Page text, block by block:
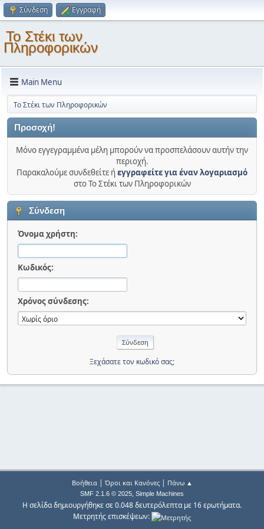
Σύνδεση Εγγραφή
Το Στέκι των
Πληροφορικών
Main Menu
Το Στέκι των Πληροφορικών
Προσοχή!
Μόνο εγγεγραμμένα μέλη μπορούν να προσπελάσουν αυτήν την
περιοχή.
Παρακαλούμε συνδεθείτε ήεγγραφείτε για έναν λογαριασμό
στο Το Στέκι των Πληροφορικών
Σύνδεση
Όνομα χρήστη:
Κωδικός:
Χρόνος σύνδεσης:
Ξεχάσατε τον κωδικό σας;
Βοήθεια| Όροι και Κανόνες| Πάνω ▲
SMF 2.1.6 © 2025, Simple Machines
Η σελίδα δημιουργήθηκε σε 0.048 δευτερόλεπτα με 16 ερωτήματα.
Μετρητής επισκέψεων: